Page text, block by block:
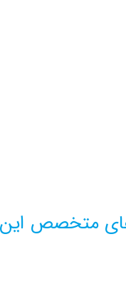
متخصص